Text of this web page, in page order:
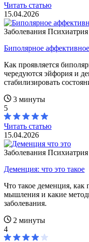
Читать статью
15.04.2026
Заболевания Психиатрия
Биполярное
Как проявляется
чередуются эйфория и
стабилизировать
3 минуты
5
Читать статью
15.04.2026
Заболевания Психиатрия
Деменция: что это такое
Что такое деменция, как
мышления и какие
заболевания.
2 минуты
4